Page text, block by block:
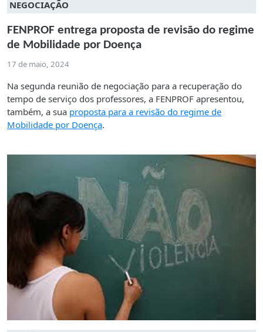
NEGOCIAÇÃO
FENPROF entrega proposta de revisão do regime
de Mobilidade por Doença
17 de maio, 2024
Na segunda reunião de negociação para a recuperação do
tempo de serviço dos professores, a FENPROF apresentou,
também, a sua proposta para a revisão do regime de
Mobilidade por Doença.